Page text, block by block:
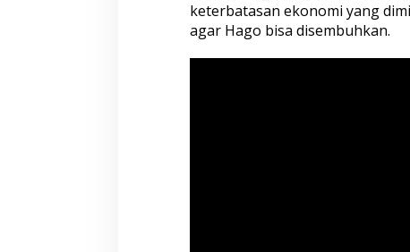
keterbatasan ekonomi yang
agar Hago bisa disembuhkan.